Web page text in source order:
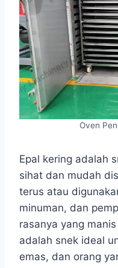
Oven
Epal kering adalah
sihat dan mudah
terus atau
minuman, dan
rasanya yang
adalah snek ideal
emas, dan orang